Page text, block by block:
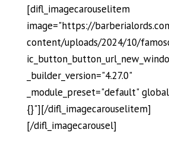
[difl_imagecarouselitem
image="https://
content/uploads/2024/10/
_builder_version="4.27.0"
_module_preset="default"
{}"][/difl_imagecarouselitem]
[/difl_imagecarousel]